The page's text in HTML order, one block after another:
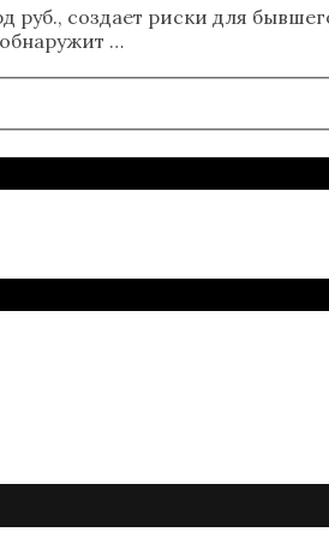
создает риски для
…